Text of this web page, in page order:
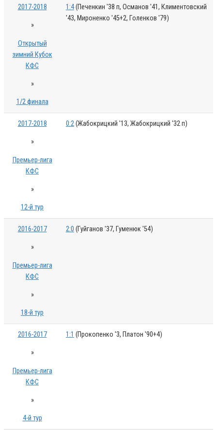
2017-2018
»
Открытый
зимний Кубок
КФС
»
1/2 финала
1:4(Печенкин '38 п, Османов '41, Климентовский
'43, Мироненко '45+2, Голенков '79)
2017-2018
»
Премьер-лига
КФС
»
12-й тур
0:2(Жабокрицкий '13, Жабокрицкий '32 п)
2016-2017
»
Премьер-лига
КФС
»
18-й тур
2:0 (Гуйганов '37, Гуменюк '54)
2016-2017
»
Премьер-лига
КФС
»
4-й тур
1:1 (Прокопенко '3, Платон '90+4)